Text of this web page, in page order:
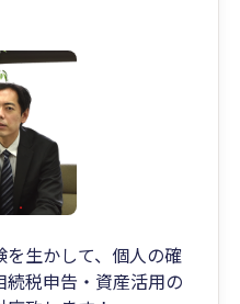
」
一緒になって解決し
に考えられる」税理
かって成長するため
！！
生かして、個人の確
税申告・資産活用の